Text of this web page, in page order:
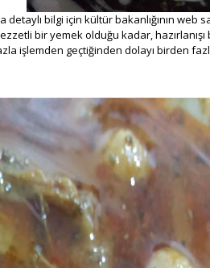
bilgi için kültür bakanlığının web
bir yemek olduğu kadar,
işlemden geçtiğinden dolayı birden